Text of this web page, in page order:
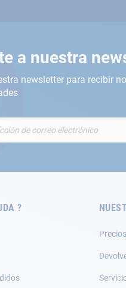
a nuestra
newsletter para recibir
?